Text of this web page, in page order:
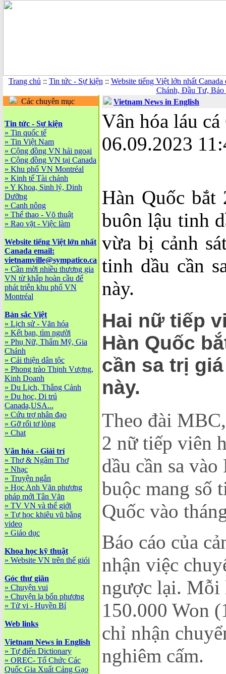
Trang chủ :: Tin tức - Sự kiện :: Website tiếng Việt lớn nhất
Chánh, Đầu Tư,
Các chuyên mục
Tin tức - Sự kiện
» Tin quốc tế
» Tin Việt Nam
» Cộng đồng VN hải ngoại
» Cộng đồng VN tại Canada
» Khu phố VN Montréal
» Kinh tế Tài chánh
» Y Khoa, Sinh lý, Dinh
Dưỡng
» Canh nông
» Thể thao - Võ thuật
» Rao vặt - Việc làm
Website tiếng Việt lớn nhất
Canada email:
vietnamville@sympatico.ca
» Cần mời nhiều thương gia
VN từ khắp hoàn cầu để
phát triễn khu phố VN
Montréal
Bản sắc Việt
» Lịch sử - Văn hóa
» Kết bạn, tìm người
» Phụ Nữ, Thẩm Mỹ, Gia
Chánh
» Cải thiện dân tộc
» Phong trào Thịnh Vượng,
Kinh Doanh
» Du Lịch, Thắng Cảnh
» Du học, Di trú
Canada,USA...
» Cứu trợ nhân đạo
» Gỡ rối tơ lòng
» Chat
Văn hóa - Giải trí
» Thơ & Ngâm Thơ
» Nhạc
» Truyện ngắn
» Học Anh Văn phương
pháp mới Tân Văn
» TV VN và thế giới
» Tự học khiêu vũ bằng
video
» Giáo dục
Khoa học kỹ thuật
» Website VN trên thế giói
Góc thư giãn
» Chuyện vui
» Chuyện lạ bốn phương
» Tử vi - Huyền Bí
Web links
Vietnam News in English
» Tự điển Dictionary
» OREC- Tố Chức Các
Quốc Gia Xuất Cảng Gạo
Vietnam News in English
Vân hóa láu
06.09.2023
Hàn Quốc
buôn lậu tinh
vừa bị cảnh
tinh dầu cần
này.
Hai nữ tiếp
Hàn Quốc
cần sa trị
này.
Theo đài
2 nữ tiếp viên
dầu cần sa
buộc mang số
Quốc vào
Báo cáo của
nhận việc
ngược lại. Mỗi
150.000 Won
chỉ nhận
nghiêm cấm.